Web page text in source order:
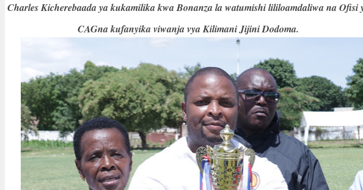
Charles Kicherebaada ya kukamilika kwa Bonanza la watumishi lililoamdaliwa na Ofisi
CAGna kufanyika viwanja vya Kilimani Jijini Dodoma.